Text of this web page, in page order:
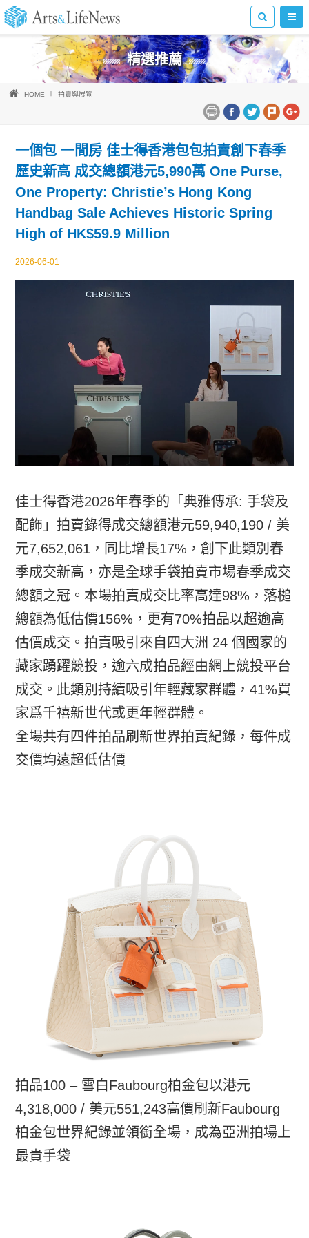
精選推薦
HOME 拍賣與展覽
一個包 一間房 佳士得香港包包拍賣創下春季
歷史新高 成交總額港元5,990萬 One Purse,
One Property: Christie’s Hong Kong
Handbag Sale Achieves Historic Spring
High of HK$59.9 Million
2026-06-01
佳士得香港2026年春季的「典雅傳承: 手袋及
配飾」拍賣錄得成交總額港元59,940,190 / 美
元7,652,061，同比增長17%，創下此類別春
季成交新高，亦是全球手袋拍賣市場春季成交
總額之冠。本場拍賣成交比率高達98%，落槌
總額為低估價156%，更有70%拍品以超逾高
估價成交。拍賣吸引來自四大洲 24 個國家的
藏家踴躍競投，逾六成拍品經由網上競投平台
成交。此類別持續吸引年輕藏家群體，41%買
家爲千禧新世代或更年輕群體。
全場共有四件拍品刷新世界拍賣紀錄，每件成
交價均遠超低估價
拍品100 – 雪白Faubourg柏金包以港元
4,318,000 / 美元551,243高價刷新Faubourg
柏金包世界紀錄並領銜全場，成為亞洲拍場上
最貴手袋